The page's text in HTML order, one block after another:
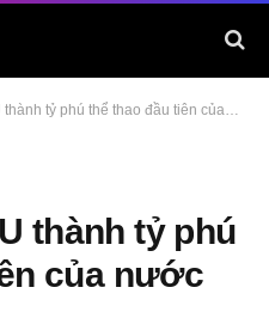
tỷ phú thể thao đầu tiên của nước Anh
thành tỷ phú
của nước